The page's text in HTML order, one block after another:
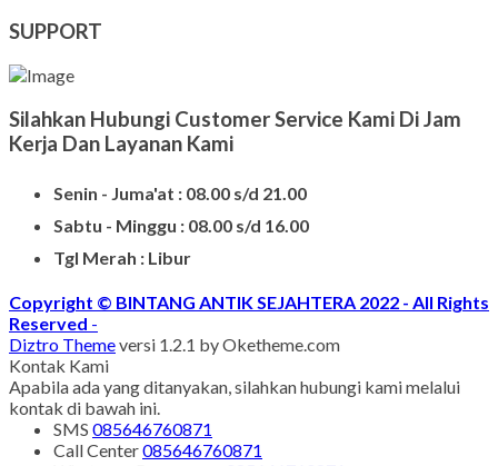
SUPPORT
Silahkan Hubungi Customer Service Kami Di Jam
Kerja Dan Layanan Kami
Senin - Juma'at : 08.00 s/d 21.00
Sabtu - Minggu : 08.00 s/d 16.00
Tgl Merah : Libur
Copyright © BINTANG ANTIK SEJAHTERA 2022 - All Rights
Reserved -
Diztro Themeversi 1.2.1 by Oketheme.com
Kontak Kami
Apabila ada yang ditanyakan, silahkan hubungi kami melalui
kontak di bawah ini.
SMS 085646760871
Call Center085646760871